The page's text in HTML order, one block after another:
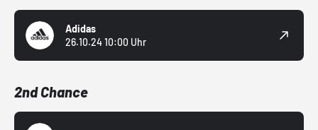
Adidas
26.10.24 10:00 Uhr
2nd Chance